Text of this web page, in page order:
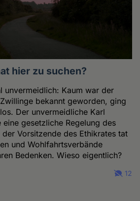
hier zu suchen?
unvermeidlich: Kaum war der
bekannt geworden, ging
Der unvermeidliche Karl
gesetzliche Regelung des
Vorsitzende des Ethikrates tat
und Wohlfahrtsverbände
Bedenken. Wieso eigentlich?
12